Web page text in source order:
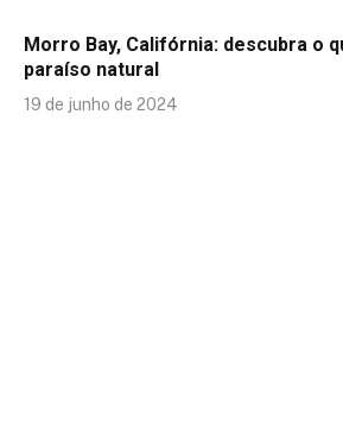
Morro Bay, Califórnia: descubra o
paraíso natural
19 de junho de 2024